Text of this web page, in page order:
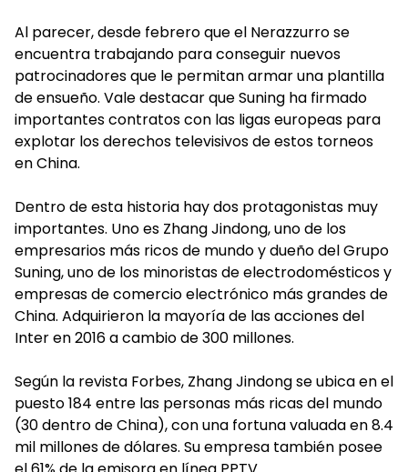
Al parecer, desde febrero que el Nerazzurro se
encuentra trabajando para conseguir nuevos
patrocinadores que le permitan armar una plantilla
de ensueño. Vale destacar que Suning ha firmado
importantes contratos con las ligas europeas para
explotar los derechos televisivos de estos torneos
en China.
Dentro de esta historia hay dos protagonistas muy
importantes. Uno es Zhang Jindong, uno de los
empresarios más ricos de mundo y dueño del Grupo
Suning, uno de los minoristas de electrodomésticos y
empresas de comercio electrónico más grandes de
China. Adquirieron la mayoría de las acciones del
Inter en 2016 a cambio de 300 millones.
Según la revista Forbes, Zhang Jindong se ubica en el
puesto 184 entre las personas más ricas del mundo
(30 dentro de China), con una fortuna valuada en 8.4
mil millones de dólares. Su empresa también posee